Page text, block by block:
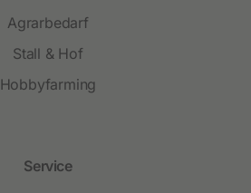
Agrarbedarf
Stall & Hof
Hobbyfarming
Service